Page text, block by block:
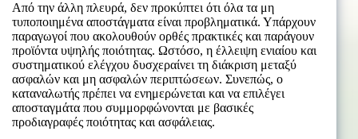
Από την άλλη πλευρά, δεν προκύπτει ότι όλα τα μη
τυποποιημένα αποστάγματα είναι προβληματικά. Υπάρχουν
παραγωγοί που ακολουθούν ορθές πρακτικές και παράγουν
προϊόντα υψηλής ποιότητας. Ωστόσο, η έλλειψη ενιαίου και
συστηματικού ελέγχου δυσχεραίνει τη διάκριση μεταξύ
ασφαλών και μη ασφαλών περιπτώσεων. Συνεπώς, ο
καταναλωτής πρέπει να ενημερώνεται και να επιλέγει
αποσταγμάτα που συμμορφώνονται με βασικές
προδιαγραφές ποιότητας και ασφάλειας.